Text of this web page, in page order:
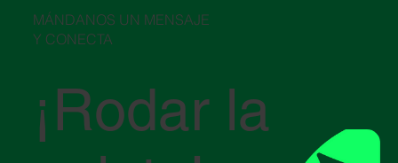
​MÁNDANOS UN MENSAJE
Y CONECTA
¡Rodar la